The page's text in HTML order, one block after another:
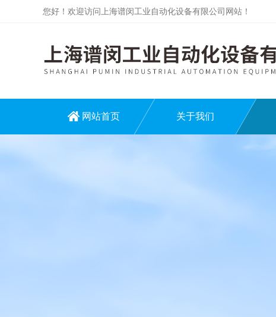
您好！欢迎访问上海谱闵工业自动化设备有限公司网站！
网站首页 关于我们